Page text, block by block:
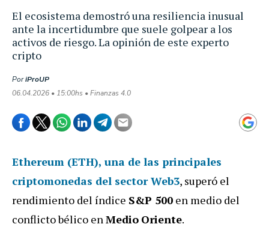
El ecosistema demostró una resiliencia inusual
ante la incertidumbre que suele golpear a los
activos de riesgo. La opinión de este experto
cripto
PoriProUP
06.04.2026 • 15:00hs • Finanzas 4.0
Ethereum (ETH), una de las principales
criptomonedas del sector Web3, superó el
rendimiento del índice S&P 500 en medio del
conflicto bélico enMedio Oriente.